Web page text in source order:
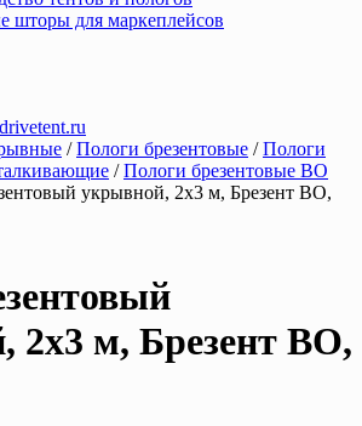
шторы для маркеплейсов
/Пологи брезентовые /Пологи
/Пологи брезентовые ВО
укрывной, 2х3 м, Брезент ВО,
2х3 м, Брезент ВО,